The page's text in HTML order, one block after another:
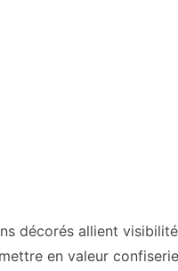
décorés allient
en valeur